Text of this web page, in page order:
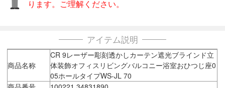
ります。ご理解ください。
アイテム説明
商品名称
CR 9レーザー彫刻透かしカーテン遮光ブラインド立
体装飾オフィスリビングバルコニー浴室おひつじ座0
05ホールタイプWS-JL 70